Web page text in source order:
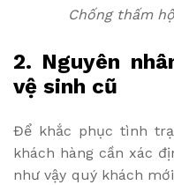
Chống thấm
2. Nguyên
vệ sinh cũ
Để khắc phục tình
khách hàng cần xác
như vậy quý khách